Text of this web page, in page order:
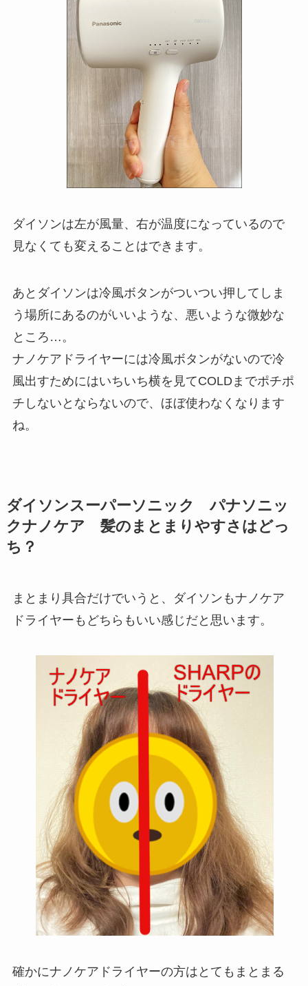
ダイソンは左が風量、右が温度になっているので
見なくても変えることはできます。
あとダイソンは冷風ボタンがついつい押してしま
う場所にあるのがいいような、悪いような微妙な
ところ…。
ナノケアドライヤーには冷風ボタンがないので冷
風出すためにはいちいち横を見てCOLDまでポチポ
チしないとならないので、ほぼ使わなくなります
ね。
ダイソンスーパーソニック パナソニッ
クナノケア 髪のまとまりやすさはどっ
ち？
まとまり具合だけでいうと、ダイソンもナノケア
ドライヤーもどちらもいい感じだと思います。
確かにナノケアドライヤーの方はとてもまとまる